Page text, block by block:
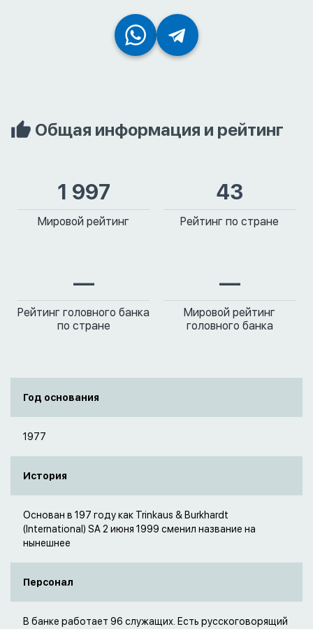
Общая информация и рейтинг
1 997
Мировой рейтинг
43
Рейтинг по стране
—
Рейтинг головного банка
по стране
—
Мировой рейтинг
головного банка
Год основания
1977
История
Основан в 197 году как Trinkaus & Burkhardt
(International) SA 2 июня 1999 сменил название на
нынешнее
Персонал
В банке работает 96 служащих. Есть русскоговорящий